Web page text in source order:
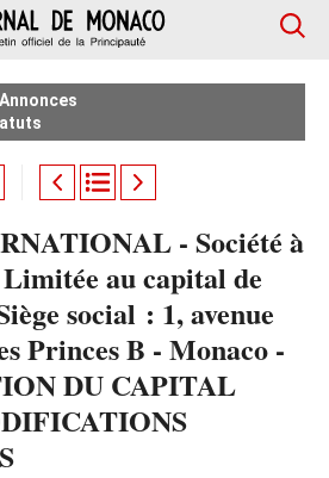
- Société à
au capital de
social : 1, avenue
Princes B - Monaco -
DU CAPITAL